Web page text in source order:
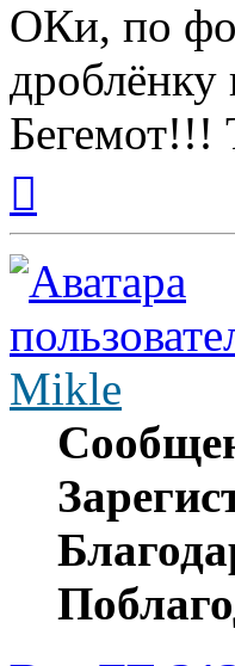
ОКи, по
дроблёнку
началу
Mikle